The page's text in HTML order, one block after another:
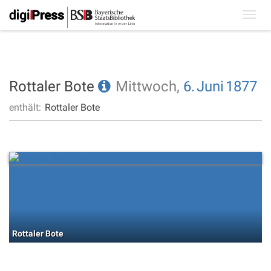
Rottaler Bote Mittwoch, 6.Juni 1877
enthält: Rottaler Bote
Rottaler Bote